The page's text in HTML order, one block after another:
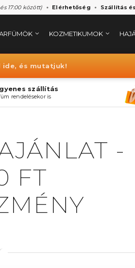
17:00 között) Elérhetőség Szállítás
KOZMETIKUMOK
ide, és mutatjuk!
szállítás
rendelésekor is
-
FT